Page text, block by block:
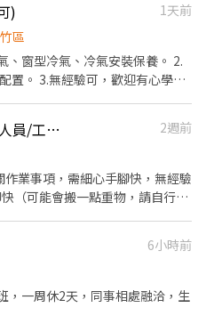
節禮金(品)、福委會福利
： ．擔任廚師的助手，處理烹飪
關事務。 ．負責洗、剝、削、
、設備和餐具。 ．準備不同餐點
容量與重量。 ．負責擺盤、打包
)
1天前
區
、窗型冷氣、冷氣安裝保養。 2.
置。 3.無經驗可，歡迎有心學習
[暑假短期］食品廠誠徵計時人員/工讀生
2週前
業事項，需細心手腳快，無經驗
6小時前
，一周休2天，同事相處融洽，生